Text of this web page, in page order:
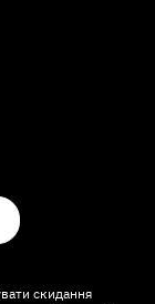
скидання